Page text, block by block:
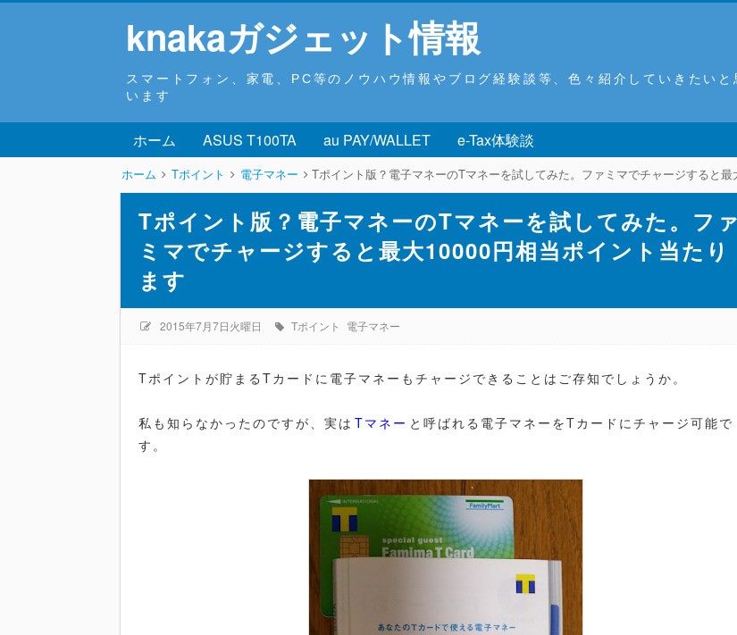
knakaガジェット情報
スマートフォン、家電、PC等のノウハウ情報やブログ経験談等、色々紹介していきたい
います
ホーム ASUS T100TA au PAY/WALLET e-Tax体験談
ホーム Tポイント 電子マネー Tポイント版？電子マネーのTマネーを試してみた。ファミマでチャージすると最大10000円相当ポイント当た
Tポイント版？電子マネーのTマネーを試してみた。ファ
ミマでチャージすると最大10000円相当ポイント当たり
ます
2015年7月7日火曜日 Tポイント 電子マネー
Tポイントが貯まるTカードに電子マネーもチャージできることはご存知でしょうか。
私も知らなかったのですが、実は Tマネー と呼ばれる電子マネーをTカードにチャージ可能で
す。